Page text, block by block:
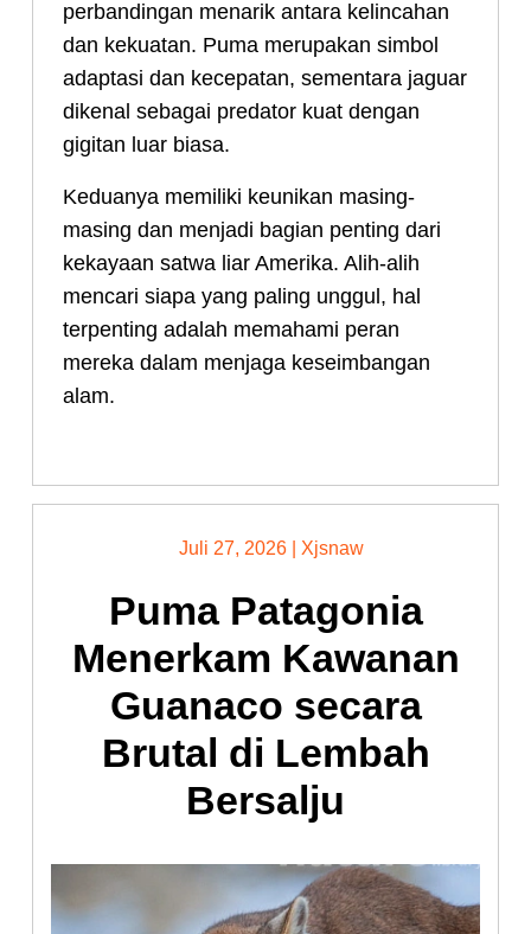
perbandingan menarik antara kelincahan
dan kekuatan. Puma merupakan simbol
adaptasi dan kecepatan, sementara jaguar
dikenal sebagai predator kuat dengan
gigitan luar biasa.
Keduanya memiliki keunikan masing-
masing dan menjadi bagian penting dari
kekayaan satwa liar Amerika. Alih-alih
mencari siapa yang paling unggul, hal
terpenting adalah memahami peran
mereka dalam menjaga keseimbangan
alam.
Juli 27, 2026 Xjsnaw
Puma Patagonia
Menerkam Kawanan
Guanaco secara
Brutal di Lembah
Bersalju